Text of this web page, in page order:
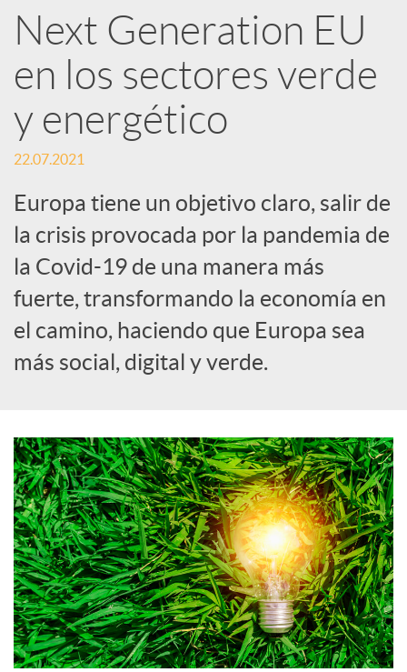
R
e
d
e
s
S
o
c
i
a
l
Next Generation EU
en los sectores verde
y energético
22.07.2021
Europa tiene un objetivo claro, salir de
la crisis provocada por la pandemia de
la Covid-19 de una manera más
fuerte, transformando la economía en
el camino, haciendo que Europa sea
más social, digital y verde.